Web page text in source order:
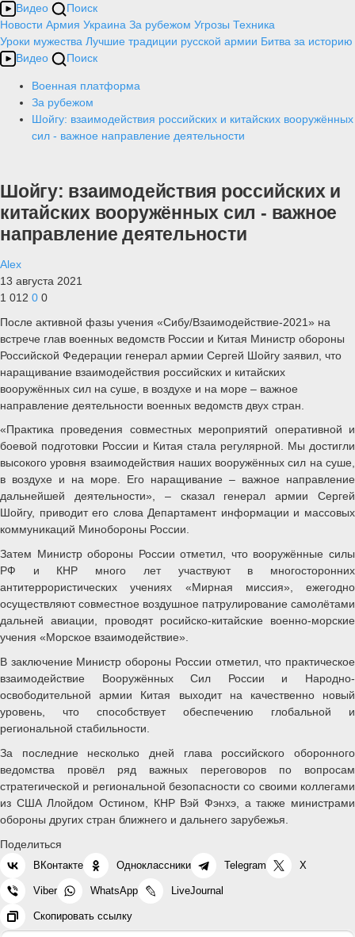
Видео
Поиск
Новости Армия Украина За рубежом Угрозы Техника
Уроки мужества Лучшие традиции русской армии Битва за историю
Видео
Поиск
Военная платформа
За рубежом
Шойгу: взаимодействия российских и китайских вооружённых
сил - важное направление деятельности
Шойгу: взаимодействия российских и
китайских вооружённых сил - важное
направление деятельности
Alex
13 августа 2021
1 012 0 0
После активной фазы учения «Сибу/Взаимодействие-2021» на
встрече глав военных ведомств России и Китая Министр обороны
Российской Федерации генерал армии Сергей Шойгу заявил, что
наращивание взаимодействия российских и китайских
вооружённых сил на суше, в воздухе и на море – важное
направление деятельности военных ведомств двух стран.
«Практика проведения совместных мероприятий оперативной и
боевой подготовки России и Китая стала регулярной. Мы достигли
высокого уровня взаимодействия наших вооружённых сил на суше,
в воздухе и на море. Его наращивание – важное направление
дальнейшей деятельности», – сказал генерал армии Сергей
Шойгу, приводит его слова Департамент информации и массовых
коммуникаций Минобороны России.
Затем Министр обороны России отметил, что вооружённые силы
РФ и КНР много лет участвуют в многосторонних
антитеррористических учениях «Мирная миссия», ежегодно
осуществляют совместное воздушное патрулирование самолётами
дальней авиации, проводят росийско-китайские военно-морские
учения «Морское взаимодействие».
В заключение Министр обороны России отметил, что практическое
взаимодействие Вооружённых Сил России и Народно-
освободительной армии Китая выходит на качественно новый
уровень, что способствует обеспечению глобальной и
региональной стабильности.
За последние несколько дней глава российского оборонного
ведомства провёл ряд важных переговоров по вопросам
стратегической и региональной безопасности со своими коллегами
из США Ллойдом Остином, КНР Вэй Фэнхэ, а также министрами
обороны других стран ближнего и дальнего зарубежья.
Поделиться
ВКонтакте Одноклассники Telegram X
Viber WhatsApp LiveJournal
Скопировать ссылку